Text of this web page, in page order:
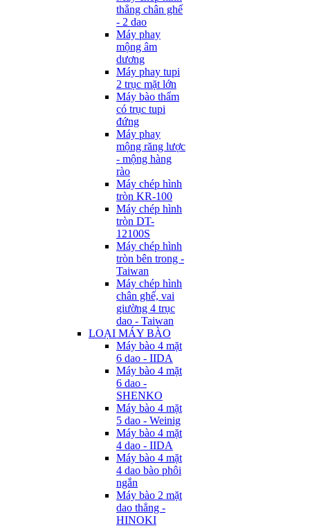
thẳng chân ghế
- 2 dao
Máy phay
mộng âm
dương
Máy phay tupi
2 trục mặt lớn
Máy bào thẩm
có trục tupi
đứng
Máy phay
mộng răng lược
- mộng hàng
rào
Máy chép hình
tròn KR-100
Máy chép hình
tròn DT-
12100S
Máy chép hình
tròn bên trong -
Taiwan
Máy chép hình
chân ghế, vai
giường 4 trục
dao - Taiwan
LOẠI MÁY BÀO
Máy bào 4 mặt
6 dao - IIDA
Máy bào 4 mặt
6 dao -
SHENKO
Máy bào 4 mặt
5 dao - Weinig
Máy bào 4 mặt
4 dao - IIDA
Máy bào 4 mặt
4 dao bào phôi
ngắn
Máy bào 2 mặt
dao thẳng -
HINOKI